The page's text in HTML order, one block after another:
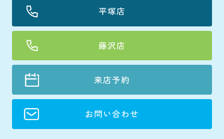
平塚店
藤沢店
来店予約
お問い合わせ